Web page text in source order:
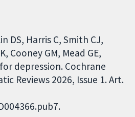
DS, Harris C, Smith CJ,
Cooney GM, Mead GE,
depression. Cochrane
Reviews 2026, Issue 1. Art.